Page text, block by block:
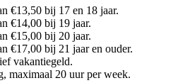
€13,50 bij 17 en 18 jaar.
€14,00 bij 19 jaar.
€15,00 bij 20 jaar.
€17,00 bij 21 jaar en ouder.
vakantiegeld.
maximaal 20 uur per week.